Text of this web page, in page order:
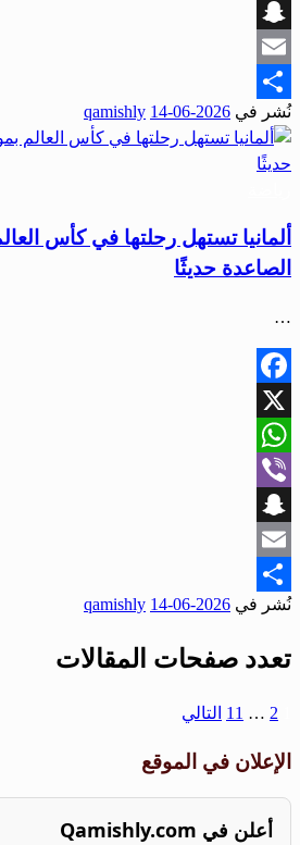
Viber
Snapchat
Email
Share
نُشر في 2026-06-14
qamishly
ألمانيا تستهل رحلتها في كأس
الصاعدة حديثًا
…
Facebook
X
WhatsApp
Viber
Snapchat
Email
Share
نُشر في 2026-06-14
qamishly
تعدد صفحات المقالات
2
…
11 التالي
الإعلان في الموقع
أعلن في Qamishly.com